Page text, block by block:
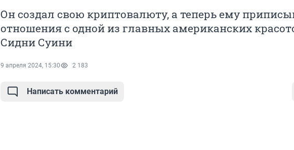
Он создал свою криптовалюту, а теперь ему
отношения с одной из главных американских
Сидни Суини
9 апреля 2024, 15:30 2 183
Написать комментарий